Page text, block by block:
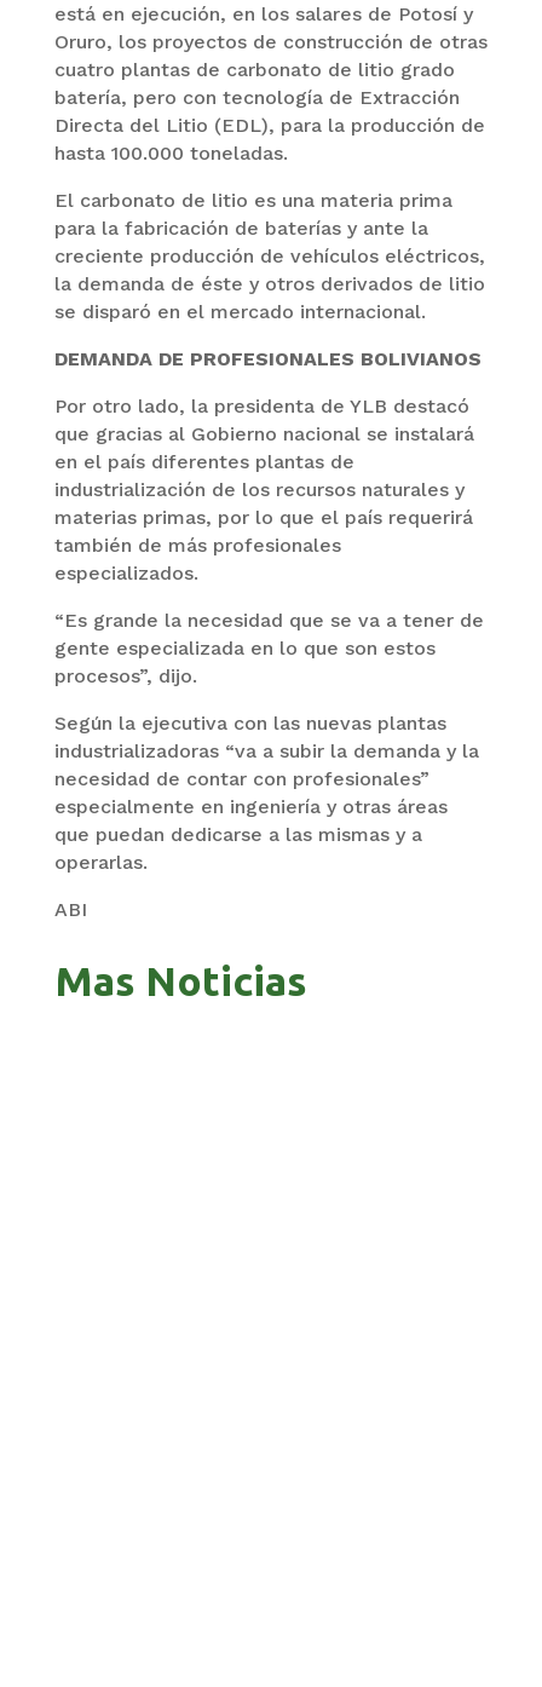
está en ejecución, en los salares de Potosí y
Oruro, los proyectos de construcción de otras
cuatro plantas de carbonato de litio grado
batería, pero con tecnología de Extracción
Directa del Litio (EDL), para la producción de
hasta 100.000 toneladas.
El carbonato de litio es una materia prima
para la fabricación de baterías y ante la
creciente producción de vehículos eléctricos,
la demanda de éste y otros derivados de litio
se disparó en el mercado internacional.
DEMANDA DE PROFESIONALES BOLIVIANOS
Por otro lado, la presidenta de YLB destacó
que gracias al Gobierno nacional se instalará
en el país diferentes plantas de
industrialización de los recursos naturales y
materias primas, por lo que el país requerirá
también de más profesionales
especializados.
“Es grande la necesidad que se va a tener de
gente especializada en lo que son estos
procesos”, dijo.
Según la ejecutiva con las nuevas plantas
industrializadoras “va a subir la demanda y la
necesidad de contar con profesionales”
especialmente en ingeniería y otras áreas
que puedan dedicarse a las mismas y a
operarlas.
ABI
Mas Noticias